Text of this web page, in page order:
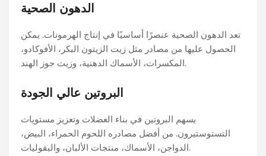
الدهون الصحية
تعد الدهون الصحية عنصرًا أساسيًا في إنتاج الهرمونات. يمكن
الحصول عليها من مصادر مثل زيت الزيتون البكر، الأفوكادو،
المكسرات، الأسماك الدهنية، وزيت جوز الهند.
البروتين عالي الجودة
يسهم البروتين في بناء العضلات وتعزيز مستويات
التستوستيرون. من أفضل مصادره اللحوم الحمراء، البيض،
الدواجن، الأسماك، منتجات الألبان، والبقوليات.